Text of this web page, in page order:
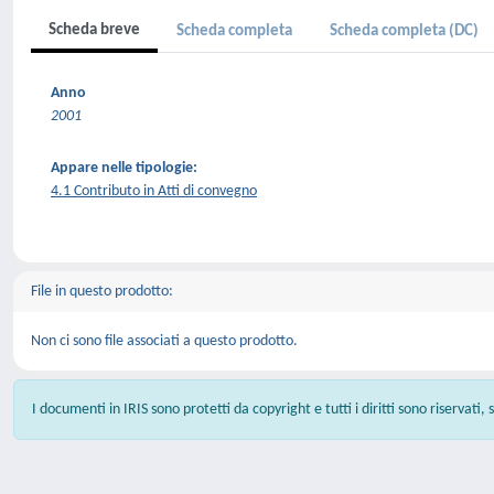
Scheda breve Scheda completa Scheda completa (DC)
Anno
2001
Appare nelle tipologie:
4.1 Contributo in Atti di convegno
File in questo prodotto:
Non ci sono file associati a questo prodotto.
I documenti in IRIS sono protetti da copyright e tutti i diritti sono riservati,